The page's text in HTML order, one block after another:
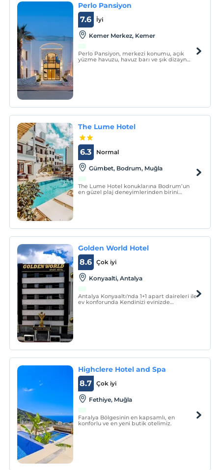
Perlo Pansiyon
İyi
7.6
Kemer Merkez, Kemer
Perlo Pansiyon, merkezi konumu, açık
yüzme havuzu, havuz barı ve şık dizayn
The Lume Hotel
Normal
6.3
Gümbet, Bodrum, Muğla
The Lume Hotel konuklarına Bodrum’un
en güzel plaj deneyimlerinden birini
Golden World Hotel
Çok iyi
8.6
Konyaalti, Antalya
Antalya Konyaaltı'nda 1+1 apart daireleri ile
ev konforunda Kendinizi evinizde
Highclere Hotel and Spa
Çok iyi
8.7
Fethiye, Muğla
Faralya Bölgesinin en kapsamlı, en
konforlu ve en yeni butik otelimiz.